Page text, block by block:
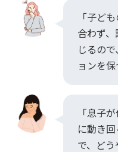
「子ど
合わず
じるの
ョンを保
「息子
に動き
で、ど